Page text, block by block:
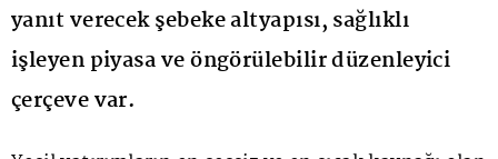
yanıt verecek şebeke altyapısı, sağlıklı
işleyen piyasa ve öngörülebilir düzenleyici
çerçeve var.